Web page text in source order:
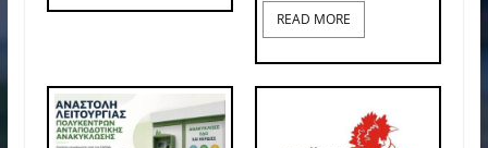
READ MORE